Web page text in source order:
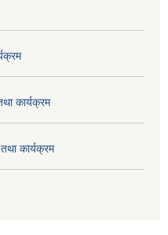
कार्यक्रम
कार्यक्रम